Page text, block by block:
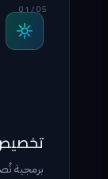
01 / 05
برمجية